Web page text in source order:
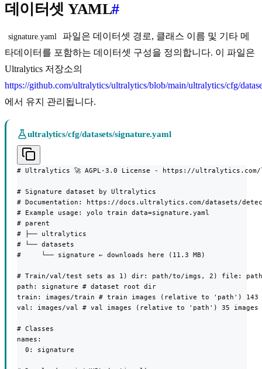
데이터셋 YAML#
signature.yaml
파일은 데이터셋 경로, 클래스 이름 및 기타 메
타데이터를 포함하는 데이터셋 구성을 정의합니다. 이 파일은
Ultralytics 저장소의
https://github.com/ultralytics/ultralytics/blob/main/ultralytics/cfg/
에서 유지 관리됩니다.
ultralytics/cfg/datasets/signature.yaml
# Ultralytics 🚀 AGPL-3.0 License - https://ultralytics.com/
# Signature dataset by Ultralytics
# Documentation: https://docs.ultralytics.com/datasets/
# Example usage: yolo train data=signature.yaml
# parent
# ├── ultralytics
# └── datasets
#     └── signature ← downloads here (11.3 MB)
# Train/val/test sets as 1) dir: path/to/imgs, 2) file:
path: signature # dataset root dir
train: images/train # train images (relative to 'path') 143
val: images/val # val images (relative to 'path') 35 images
# Classes
names:
  0: signature